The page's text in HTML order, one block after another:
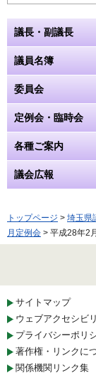
議長・副議長
議員名簿
委員会
定例会・臨時会
各種ご案内
議会広報
トップページ > 埼玉県
月定例会 > 平成28年2
サイトマップ
ウェブアクセシビ
プライバシーポリ
著作権・リンクに
関係機関リンク集